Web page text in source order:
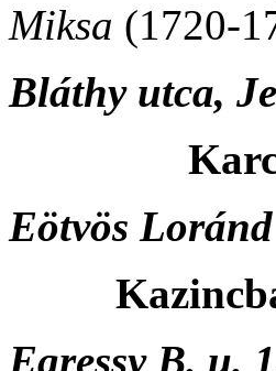
Miksa (1720-
Bláthy utca,
Eötvös
Egressy B. u.